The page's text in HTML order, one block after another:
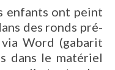
enfants ont peint
des ronds pré-
via Word (gabarit
dans le matériel